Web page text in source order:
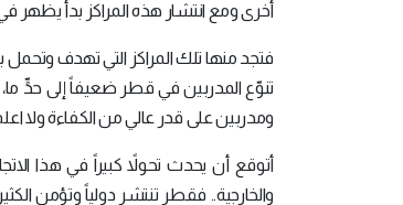
أخرى ومع انتشار هذه المراكز بدأ
فتجد منها تلك المراكز التي تهدف وتحمل
تنوّع المدربين في قطر ضعيفاً إلى حدٍّ
ومدربين على قدر عالي من الكفاءة ولا
أتوقع أن يحدث تحولاً كبيراً في هذا
والخارجية.. فقطر تنتشر دولياً وتؤمن